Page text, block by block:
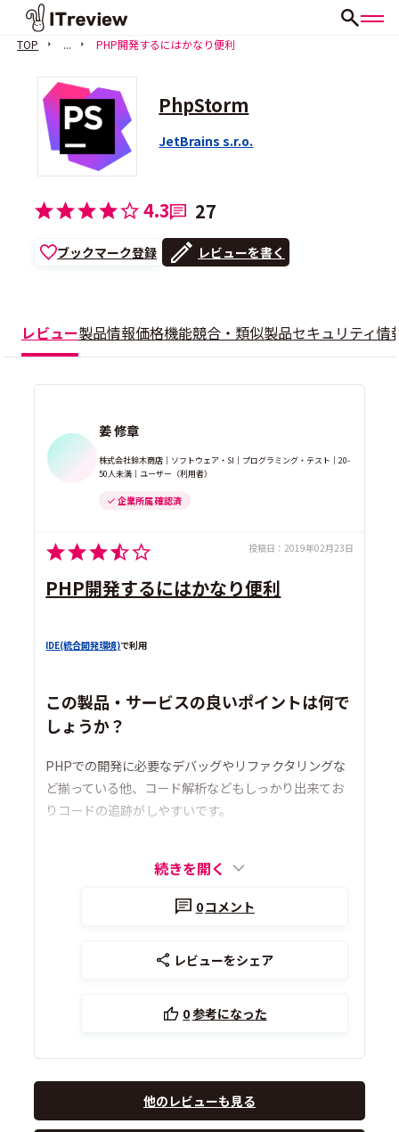
TOP ... PHP開発するにはかなり便利
PhpStorm
JetBrains s.r.o.
4.3 27
ブックマーク登録 レビューを書く
レビュー製品情報価格機能競合・類似製品セキュリティ情
姜 修章
株式会社鈴木商店｜ソフトウェア・SI｜プログラミング・テスト｜20-
50人未満｜ユーザー（利用者）
企業所属 確認済
投稿日： 2019年02月23日
PHP開発するにはかなり便利
IDE(統合開発環境)で利用
この製品・サービスの良いポイントは何で
しょうか？
PHPでの開発に必要なデバッグやリファクタリングな
ど揃っている他、コード解析などもしっかり出来てお
りコードの追跡がしやすいです。
続きを開く
0コメント
レビューをシェア
0参考になった
他のレビューも見る